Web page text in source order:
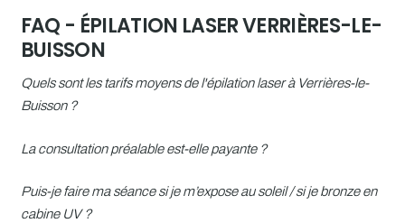
FAQ - ÉPILATION LASER VERRIÈRES-LE-
BUISSON
Quels sont les tarifs moyens de l'épilation laser à Verrières-le-
Buisson ?
La consultation préalable est-elle payante ?
Puis-je faire ma séance si je m’expose au soleil / si je bronze en
cabine UV ?